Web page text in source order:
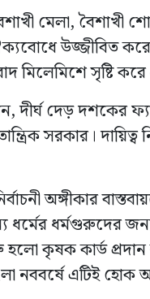
মেলা, বৈশাখী
উজ্জীবিত
মিলেমিশে সৃষ্টি
দীর্ঘ দেড় দশকের
সরকার। দায়িত্ব
অঙ্গীকার
ধর্মগুরুদের
কৃষক কার্ড প্রদান
নববর্ষে এটিই হোক